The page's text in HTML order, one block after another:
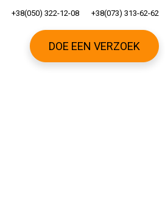
+38(050) 322-12-08 +38(073) 313-62-62
DOE EEN VERZOEK